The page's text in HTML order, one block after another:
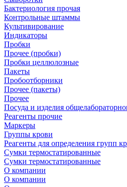
Бактериология прочая
Контрольные штаммы
Культивирование
Индикаторы
Пробки
Прочее (пробки)
Пробки целлюлозные
Пакеты
Пробоотборники
Прочее (пакеты)
Прочее
Посуда и изделия
Реагенты прочие
Маркеры
Группы крови
Реагенты для определения групп
Сумки термостатированные
Сумки термостатированные
О компании
О компании